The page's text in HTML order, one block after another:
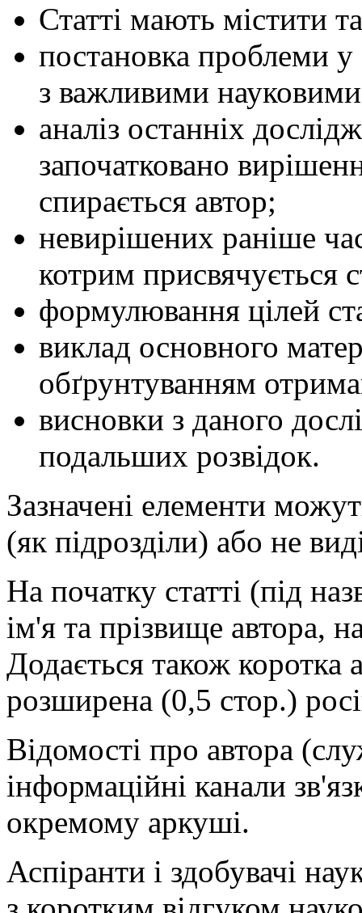
Статті мають містити
постановка проблеми у
з важливими
аналіз останніх
започатковано
спирається автор;
невирішених раніше
котрим присвячується
формулювання цілей
виклад основного
обґрунтуванням
висновки з даного
подальших розвідок.
Зазначені елементи
(як підрозділи) або не
На початку статті (під
ім'я та прізвище автора,
Додається також коротка
розширена (0,5 стор.)
Відомості про автора
інформаційні канали
окремому аркуші.
Аспіранти і здобувачі